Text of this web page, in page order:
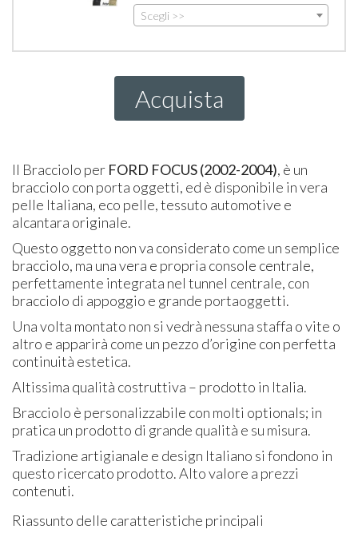
Scegli >>
Acquista
Il Bracciolo per FORD FOCUS(2002-2004), è un
bracciolo con porta oggetti, ed è disponibile in vera
pelle Italiana, eco pelle, tessuto automotive e
alcantara originale.
Questo oggetto non va considerato come un semplice
bracciolo, ma una vera e propria console centrale,
perfettamente integrata nel tunnel centrale, con
bracciolo di appoggio e grande portaoggetti.
Una volta montato non si vedrà nessuna staffa o vite o
altro e apparirà come un pezzo d’origine con perfetta
continuità estetica.
Altissima qualità costruttiva – prodotto in Italia.
Bracciolo è personalizzabile con molti optionals; in
pratica un prodotto di grande qualità e su misura.
Tradizione artigianale e design Italiano si fondono in
questo ricercato prodotto. Alto valore a prezzi
contenuti.
Riassunto delle caratteristiche principali